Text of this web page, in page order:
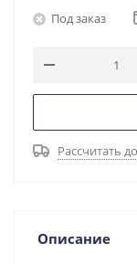
Под заказ
Рассчитать
Описание